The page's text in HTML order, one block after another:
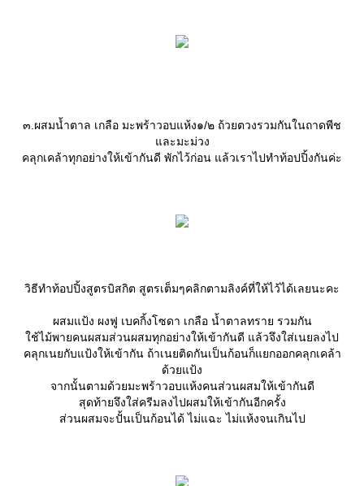
๓.ผสมน้ำตาล เกลือ มะพร้าวอบแห้ง๑/๒ ถ้วยตวงรวมกันในถาดพีช
ละมะม่วง
คลุกเคล้าทุกอย่างให้เข้ากันดี พักไว้ก่อน แล้วเราไปทำท้อปปิ้งกันค่ะ
วิธีทำท้อปปิ้งสูตรบิสกิต สูตรเต็มๆคลิกตามลิงค์ที่ให้ไว้ได้เลยนะคะ
ผสมแป้ง ผงฟู เบคกิ้งโซดา เกลือ น้ำตาลทราย รวมกัน
ช้ไม้พายคนผสมส่วนผสมทุกอย่างให้เข้ากันดี แล้วจึงใส่เนยลงไป
คลุกเนยกับแป้งให้เข้ากัน ถ้าเนยติดกันเป็นก้อนก็แยกออกคลุกเคล้า
ด้วยแป้ง
จากนั้นตามด้วยมะพร้าวอบแห้งคนส่วนผสมให้เข้ากันดี
สุดท้ายจึงใส่ครีมลงไปผสมให้เข้ากันอีกครั้ง
ส่วนผสมจะปั้นเป็นก้อนได้ ไม่แฉะ ไม่แห้งจนเกินไป